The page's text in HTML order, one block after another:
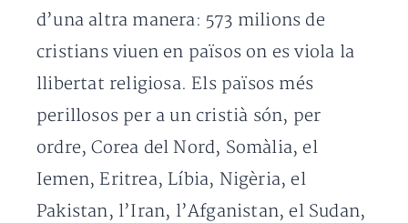
d’una altra manera: 573 milions de
cristians viuen en països on es viola la
llibertat religiosa. Els països més
perillosos per a un cristià són, per
ordre, Corea del Nord, Somàlia, el
Iemen, Eritrea, Líbia, Nigèria, el
Pakistan, l’Iran, l’Afganistan, el Sudan,